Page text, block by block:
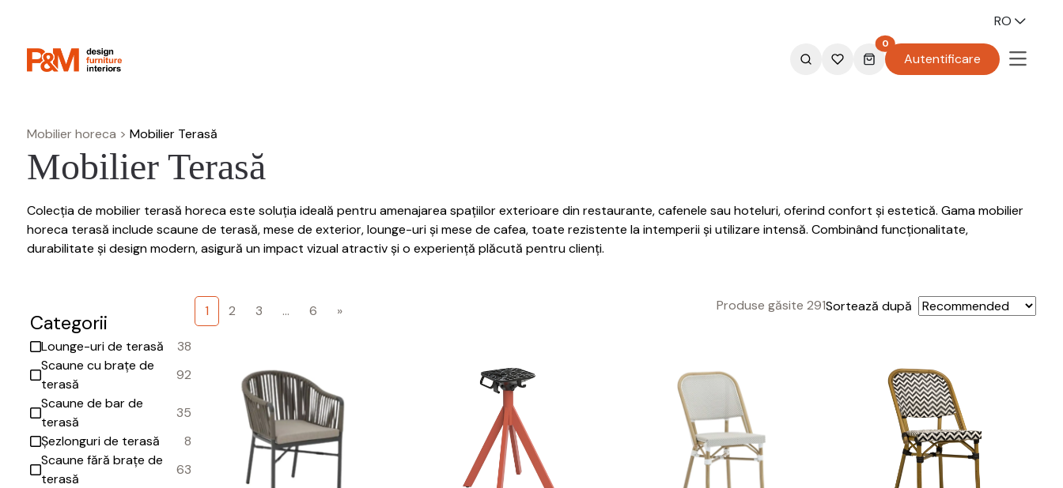
RO
0
Autentificare
Mobilier horeca > Mobilier Terasă
Mobilier Terasă
Colecția de mobilier terasă horeca este soluția ideală pentru amenajarea spațiilor exterioare din restaurante, cafenele sau hoteluri, oferind confort și estetică. Gama mobilier
horeca terasă include scaune de terasă, mese de exterior, lounge-uri și mese de cafea, toate rezistente la intemperii și utilizare intensă. Combinând funcționalitate,
durabilitate și design modern, asigură un impact vizual atractiv și o experiență plăcută pentru clienți.
Categorii
Lounge-uri de terasă
38
Scaune cu brațe de
terasă
92
Scaune de bar de
terasă
35
Șezlonguri de terasă
8
Scaune fără brațe de
terasă
63
1 2 3 ... 6 » Produse găsite 291Sortează după